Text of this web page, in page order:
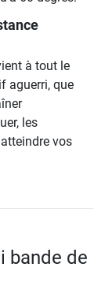
à tout le
aguerri, que
les
vos
bande de